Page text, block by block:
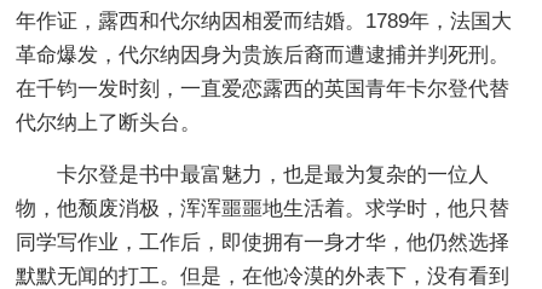
年作证，露西和代尔纳因相爱而结婚。1789年，法国大
革命爆发，代尔纳因身为贵族后裔而遭逮捕并判死刑。
在千钧一发时刻，一直爱恋露西的英国青年卡尔登代替
代尔纳上了断头台。
卡尔登是书中最富魅力，也是最为复杂的一位人
物，他颓废消极，浑浑噩噩地生活着。求学时，他只替
同学写作业，工作后，即使拥有一身才华，他仍然选择
默默无闻的打工。但是，在他冷漠的外表下，没有看到